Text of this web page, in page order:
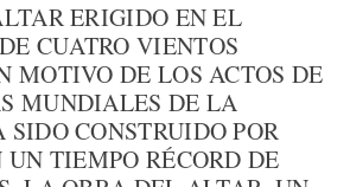
ERIGIDO EN EL
CUATRO VIENTOS
MOTIVO DE LOS ACTOS DE
MUNDIALES DE LA
CONSTRUIDO POR
TIEMPO RÉCORD DE